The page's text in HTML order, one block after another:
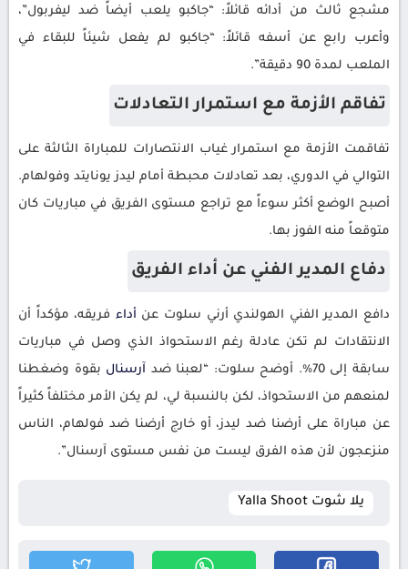
مشجع ثالث من أدائه قائلاً: “جاكبو يلعب أيضاً ضد ليفربول”،
وأعرب رابع عن أسفه قائلاً: “جاكبو لم يفعل شيئاً للبقاء في
الملعب لمدة 90 دقيقة”.
تفاقم الأزمة مع استمرار التعادلات
تفاقمت الأزمة مع استمرار غياب الانتصارات للمباراة الثالثة على
التوالي في الدوري، بعد تعادلات محبطة أمام ليدز يونايتد وفولهام.
أصبح الوضع أكثر سوءاً مع تراجع مستوى الفريق في مباريات كان
متوقعاً منه الفوز بها.
دفاع المدير الفني عن أداء الفريق
دافع المدير الفني الهولندي أرني سلوت عن أداء فريقه، مؤكداً أن
الانتقادات لم تكن عادلة رغم الاستحواذ الذي وصل في مباريات
سابقة إلى 70%. أوضح سلوت: “لعبنا ضد
آرسنال بقوة وضغطنا
لمنعهم من الاستحواذ، لكن بالنسبة لي، لم يكن الأمر مختلفاً كثيراً
عن مباراة على أرضنا ضد ليدز، أو خارج أرضنا ضد فولهام، الناس
منزعجون لأن هذه الفرق ليست من نفس مستوى آرسنال”.
يلا شوت Yalla Shoot